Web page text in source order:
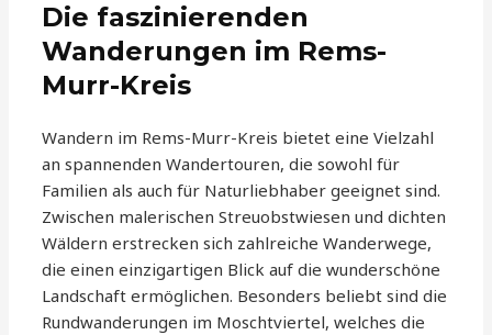
Die faszinierenden
Wanderungen im Rems-
Murr-Kreis
Wandern im Rems-Murr-Kreis bietet eine Vielzahl
an spannenden Wandertouren, die sowohl für
Familien als auch für Naturliebhaber geeignet sind.
Zwischen malerischen Streuobstwiesen und dichten
Wäldern erstrecken sich zahlreiche Wanderwege,
die einen einzigartigen Blick auf die wunderschöne
Landschaft ermöglichen. Besonders beliebt sind die
Rundwanderungen im Moschtviertel, welches die